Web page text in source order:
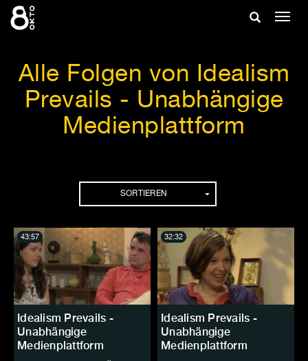
Zum
Inhalt
Suche
Alle Folgen von Idealism
Prevails - Unabhängige
Medienplattform
SORTIEREN
Idealism Prevails -
Unabhängige
Medienplattform
43:57
Idealism Prevails -
Unabhängige
Medienplattform
32:32